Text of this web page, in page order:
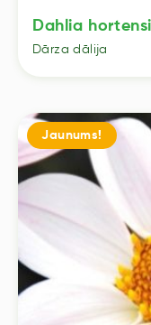
Dahlia
Dārza dālija